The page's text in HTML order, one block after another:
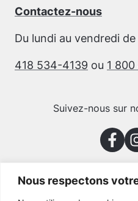
Nous respectons
Contactez-nous
Du lundi au vendredi
418 534-4139 ou 1
Suivez-nous sur
Merci à